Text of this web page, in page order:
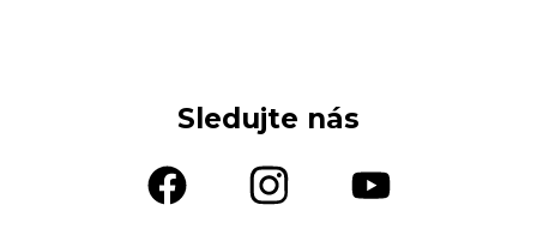
Sledujte nás